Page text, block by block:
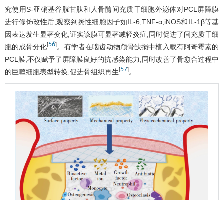
究使用S-亚硝基谷胱甘肽和人骨髓间充质干细胞外泌体对PCL屏障膜
进行修饰改性后,观察到炎性细胞因子如IL-6,TNF-α,iNOS和IL-1β等基
因表达发生显著变化,证实该膜可显著减轻炎症,同时促进了间充质干细
胞的成骨分化[56] 。有学者在啮齿动物颅骨缺损中植入载有阿奇霉素的
PCL膜,不仅赋予了屏障膜良好的抗感染能力,同时改善了骨愈合过程中
的巨噬细胞表型转换,促进骨组织再生[57] 。